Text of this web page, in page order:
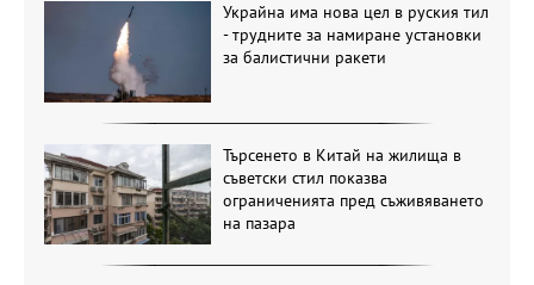
Украйна има нова цел в руския тил
- трудните за намиране установки
за балистични ракети
Търсенето в Китай на жилища в
съветски стил показва
ограниченията пред съживяването
на пазара